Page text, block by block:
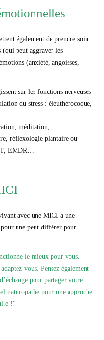
également de prendre soin
(qui peut aggraver les
(anxiété, angoisses,
sur les fonctions nerveuses
du stress : éleuthérocoque,
méditation,
réflexologie plantaire ou
EMDR…
avec une MICI a une
une peut différer pour
le mieux pour vous.
vous. Pensez également
pour partager votre
naturopathe pour une approche
!"